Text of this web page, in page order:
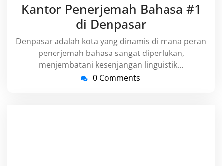
2024
Kantor Penerjemah Bahasa #1
di Denpasar
Denpasar adalah kota yang dinamis di mana peran
penerjemah bahasa sangat diperlukan,
menjembatani kesenjangan linguistik…
0 Comments